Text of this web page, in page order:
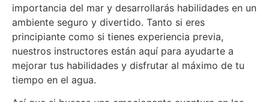
importancia del mar y desarrollarás habilidades en un
ambiente seguro y divertido. Tanto si eres
principiante como si tienes experiencia previa,
nuestros instructores están aquí para ayudarte a
mejorar tus habilidades y disfrutar al máximo de tu
tiempo en el agua.